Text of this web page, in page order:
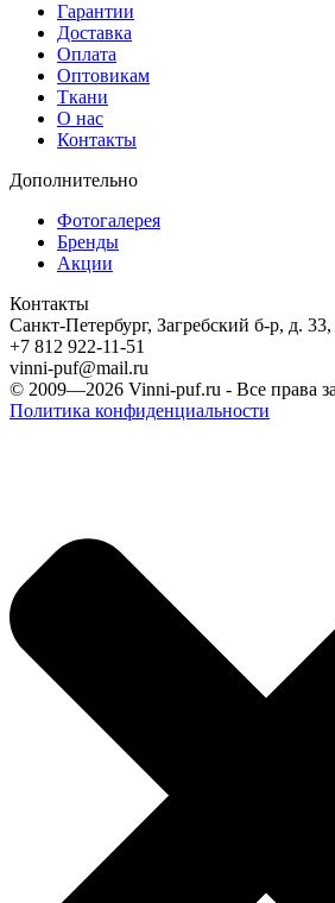
Гарантии
Доставка
Оплата
Оптовикам
Ткани
О нас
Контакты
Дополнительно
Фотогалерея
Бренды
Акции
Контакты
Санкт-Петербург, Загребский б-р, д.
+7 812 922-11-51
vinni-puf@mail.ru
© 2009—2026 Vinni-puf.ru - Все
Политика конфиденциальности